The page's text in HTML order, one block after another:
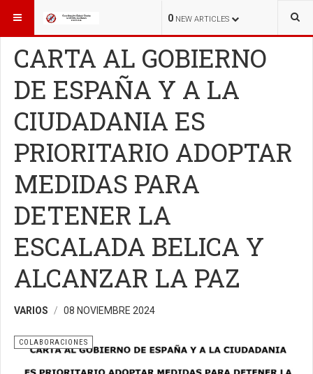
0 NEW ARTICLES
ESTÁ AQUÍ: COLABORACIONES COLABORACIONES
CARTA AL GOBIERNO
DE ESPAÑA Y A LA
CIUDADANIA ES
PRIORITARIO ADOPTAR
MEDIDAS PARA
DETENER LA
ESCALADA BELICA Y
ALCANZAR LA PAZ
VARIOS 08 NOVIEMBRE 2024
COLABORACIONES